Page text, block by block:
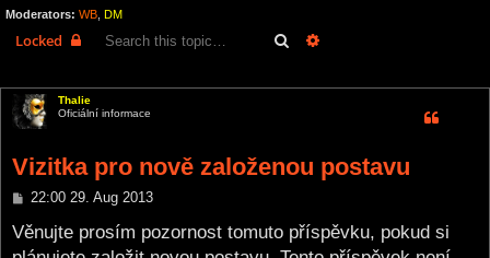
Moderators: WB DM
Locked Search
Thalie
Oficiální informace
Vizitka pro nově založenou postavu
P
s
22:00 29. Aug 2013
Věnujte prosím pozornost tomuto příspěvku, pokud si